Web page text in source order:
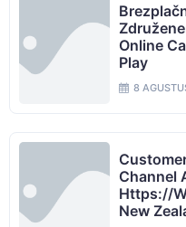
Online
Play
8
Channel
Https://
New